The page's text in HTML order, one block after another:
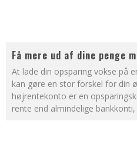
Få mere ud af dine penge
At lade din opsparing vokse på
kan gøre en stor forskel for din
højrentekonto er en
rente end almindelige